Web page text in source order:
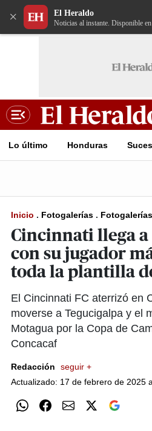
× El Heraldo
Noticias al instante. Disponible
Lo último Honduras
Inicio . Fotogalerías .
Cincinnati llega
con su jugador
toda la plantilla
El Cincinnati FC aterrizó en
moverse a Tegucigalpa y el
Motagua por la Copa de
Concacaf
Redacción
seguir +
Actualizado: 17 de febrero de 2025